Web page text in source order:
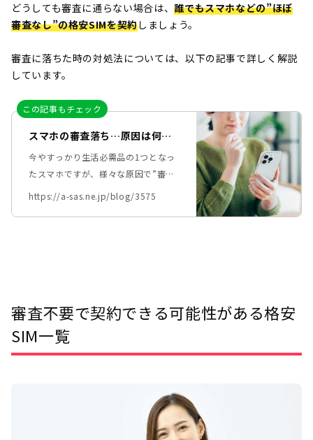
どうしても審査に通らない場合は、誰でもスマホなどの”ほぼ
審査なし”の格安SIMを契約しましょう。
審査に落ちた時の対処法については、以下の記事で詳しく解説
しています。
この記事もチェック
スマホの審査落ち…原因は何？
ブラックでもスマホを持つ方法8
選
今やすっかり生活必需品の1つとなっ
たスマホですが、様々な原因で”審査
落ち”してしまって契約できないこと
https://a-sas.ne.jp/blog/3575
審査不要で契約できる可能性がある格安
SIM一覧